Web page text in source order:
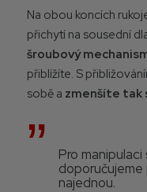
Na obou koncích
přichytí na sousední
šroubový
přiblížíte. S
sobě a zmenšíte tak
Pro
najednou.